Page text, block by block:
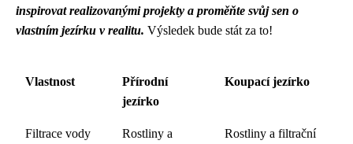
inspirovat realizovanými projekty a proměňte svůj sen o
vlastním jezírku v realitu. Výsledek bude stát za to!
Vlastnost
Přírodní
jezírko
Koupací jezírko
Filtrace vody Rostliny a Rostliny a filtrační